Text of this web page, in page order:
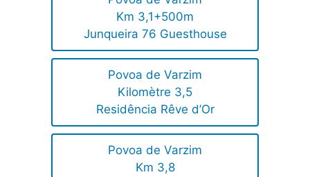
Km 3,1+500m
Junqueira 76 Guesthouse
Povoa de Varzim
Kilomètre 3,5
Residência Rêve d’Or
Povoa de Varzim
Km 3,8